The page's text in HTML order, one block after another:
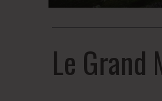
Le Grand